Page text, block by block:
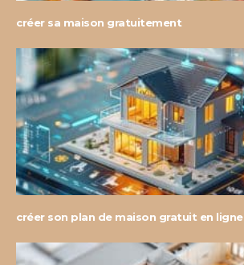
créer sa maison gratuitement
créer son plan de maison gratuit en ligne